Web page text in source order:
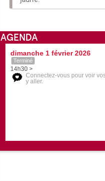
AGENDA
dimanche 1 février 2026
Terminé
14h30 >
Connectez-vous pour voir
y aller.